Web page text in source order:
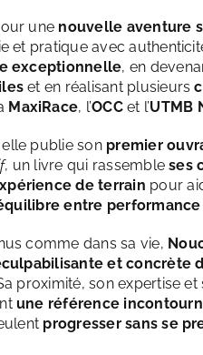
une nouvelle aventure
et pratique avec
exceptionnelle, en
et en réalisant plusieurs
MaxiRace, l’OCCet l’UTMB
publie son premier
, un livre qui rassembleses
de terrain pour
entre
comme dans sa vie,
et concrète
proximité, son expertise et
une référence
progresser sans se